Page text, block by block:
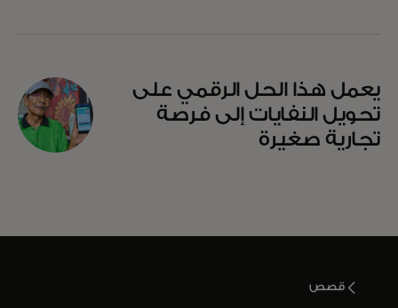
يعمل هذا الحل الرقمي على
تحويل النفايات إلى فرصة
تجارية صغيرة
قصص